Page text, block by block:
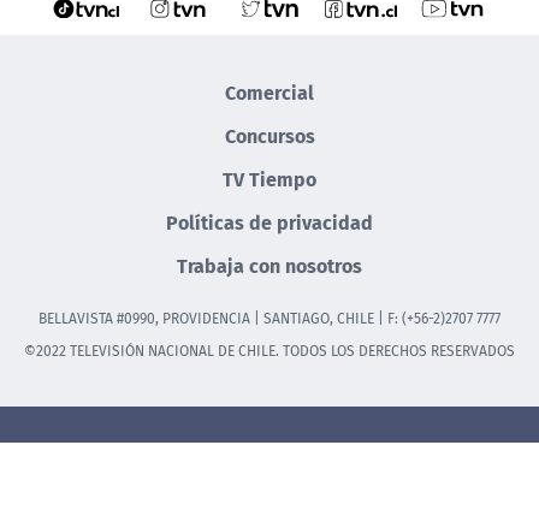
Comercial
Concursos
TV Tiempo
Políticas de privacidad
Trabaja con nosotros
BELLAVISTA #0990, PROVIDENCIA | SANTIAGO, CHILE | F: (+56-2)2707 7777
©2022 TELEVISIÓN NACIONAL DE CHILE. TODOS LOS DERECHOS RESERVADOS